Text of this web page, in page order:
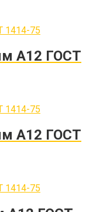
А12 ГОСТ
А12 ГОСТ